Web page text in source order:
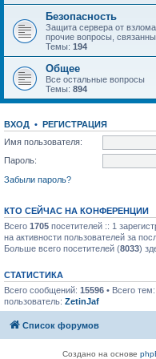
Безопасность
Защита сервера от
прочие вопросы,
Темы: 194
Общее
Все остальные вопросы
Темы: 894
ВХОД • РЕГИСТРАЦИЯ
Имя пользователя:
Пароль:
Забыли пароль?
КТО СЕЙЧАС НА КОНФЕРЕНЦИИ
Всего 1705 посетителей :: 1
на активности пользователей за
Больше всего посетителей (8033)
СТАТИСТИКА
Всего сообщений: 15596 • Всего тем:
пользователь: ZetinJaf
Список форумов
Создано на основе